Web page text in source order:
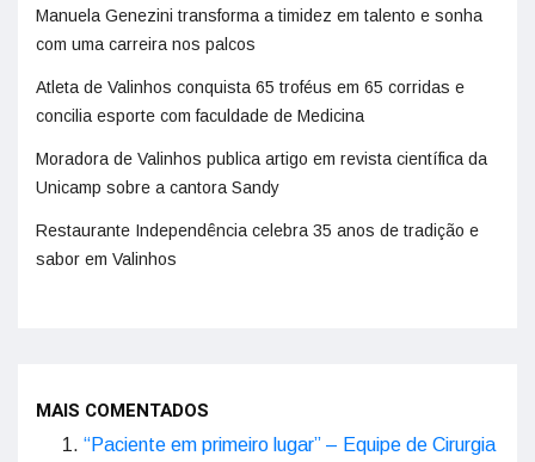
Manuela Genezini transforma a timidez em talento e sonha
com uma carreira nos palcos
Atleta de Valinhos conquista 65 troféus em 65 corridas e
concilia esporte com faculdade de Medicina
Moradora de Valinhos publica artigo em revista científica da
Unicamp sobre a cantora Sandy
Restaurante Independência celebra 35 anos de tradição e
sabor em Valinhos
MAIS COMENTADOS
“Paciente em primeiro lugar” – Equipe de Cirurgia